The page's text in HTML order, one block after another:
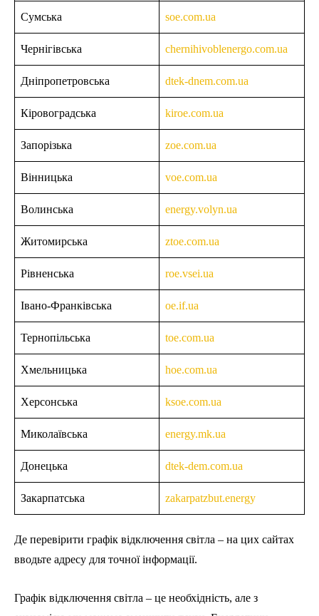
Сумська soe.com.ua
Чернігівська chernihivoblenergo.com.ua
Дніпропетровська dtek-dnem.com.ua
Кіровоградська kiroe.com.ua
Запорізька zoe.com.ua
Вінницька voe.com.ua
Волинська energy.volyn.ua
Житомирська ztoe.com.ua
Рівненська roe.vsei.ua
Івано-Франківська oe.if.ua
Тернопільська toe.com.ua
Хмельницька hoe.com.ua
Херсонська ksoe.com.ua
Миколаївська energy.mk.ua
Донецька dtek-dem.com.ua
Закарпатська zakarpatzbut.energy
Де перевірити графік відключення світла – на цих сайтах
вводьте адресу для точної інформації.
Графік відключення світла – це необхідність, але з